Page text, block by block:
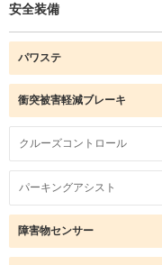
安全装備
パワステ
衝突被害軽減ブレーキ
クルーズコントロール
パーキングアシスト
障害物センサー